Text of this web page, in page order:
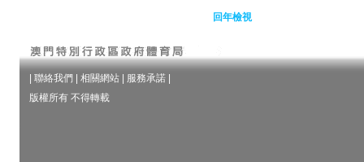
回年檢視
聯絡我們 相關網站 服務承諾
版權所有 不得轉載